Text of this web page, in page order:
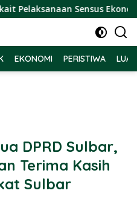
Sensus Ekonomi
EKONOMI PERISTIWA
DPRD Sulbar,
Terima Kasih
Sulbar